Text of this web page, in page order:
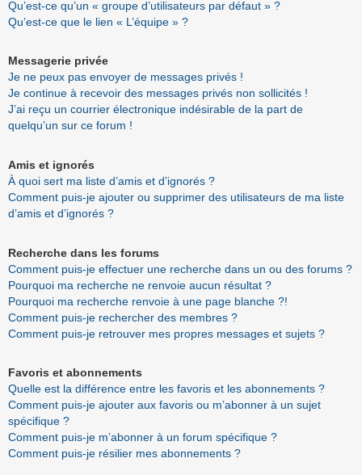
Qu’est-ce qu’un « groupe d’utilisateurs par défaut » ?
Qu’est-ce que le lien « L’équipe » ?
Messagerie privée
Je ne peux pas envoyer de messages privés !
Je continue à recevoir des messages privés non sollicités !
J’ai reçu un courrier électronique indésirable de la part de
quelqu’un sur ce forum !
Amis et ignorés
À quoi sert ma liste d’amis et d’ignorés ?
Comment puis-je ajouter ou supprimer des utilisateurs de ma liste
d’amis et d’ignorés ?
Recherche dans les forums
Comment puis-je effectuer une recherche dans un ou des forums ?
Pourquoi ma recherche ne renvoie aucun résultat ?
Pourquoi ma recherche renvoie à une page blanche ?!
Comment puis-je rechercher des membres ?
Comment puis-je retrouver mes propres messages et sujets ?
Favoris et abonnements
Quelle est la différence entre les favoris et les abonnements ?
Comment puis-je ajouter aux favoris ou m’abonner à un sujet
spécifique ?
Comment puis-je m’abonner à un forum spécifique ?
Comment puis-je résilier mes abonnements ?